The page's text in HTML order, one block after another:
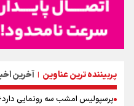
پربیننده ترین عناوین | آخرین
پرسپولیس امشب سه رونمایی